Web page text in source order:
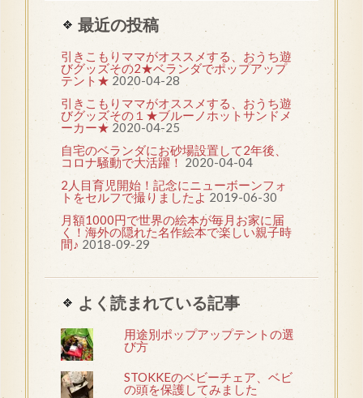
最近の投稿
引きこもりママがオススメする、おうち遊
びグッズその2★ベランダでポップアップ
テント★ 2020-04-28
引きこもりママがオススメする、おうち遊
びグッズその１★ブルーノホットサンドメ
ーカー★ 2020-04-25
自宅のベランダにお砂場設置して2年後、
コロナ騒動で大活躍！ 2020-04-04
2人目育児開始！記念にニューボーンフォ
トをセルフで撮りましたよ 2019-06-30
月額1000円で世界の絵本が毎月お家に届
く！海外の隠れた名作絵本で楽しい親子時
間♪ 2018-09-29
よく読まれている記事
用途別ポップアップテントの選
び方
STOKKEのベビーチェア、ベビ
の頭を保護してみました